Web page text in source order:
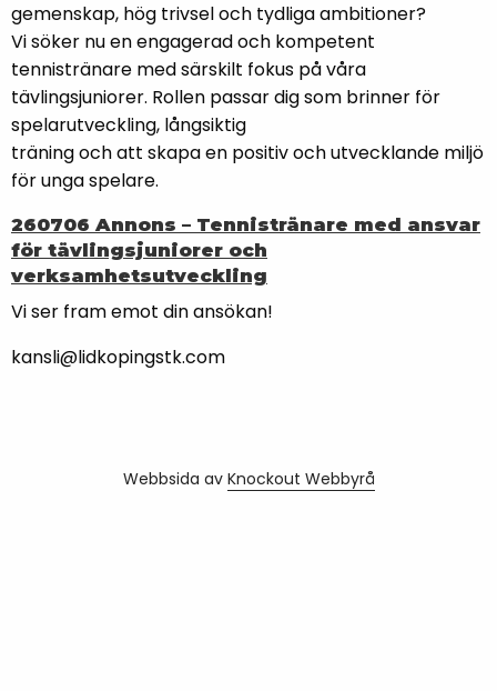
gemenskap, hög trivsel och tydliga ambitioner?
Vi söker nu en engagerad och kompetent
tennistränare med särskilt fokus på våra
tävlingsjuniorer. Rollen passar dig som brinner för
spelarutveckling, långsiktig
träning och att skapa en positiv och utvecklande miljö
för unga spelare.
260706 Annons – Tennistränare med ansvar
för tävlingsjuniorer och
verksamhetsutveckling
Vi ser fram emot din ansökan!
kansli@lidkopingstk.com
Webbsida av Knockout Webbyrå